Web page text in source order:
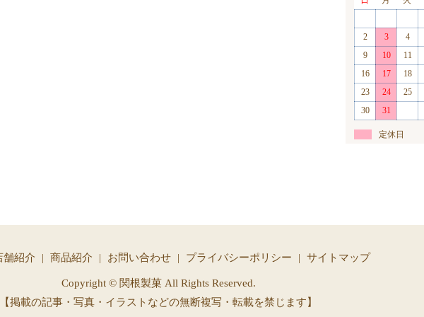
2
3 4
9
10 11
16
17 18
23
24 25
30
31
定休日
舗紹介 商品紹介 お問い合わせ プライバシーポリシー サイトマップ
Copyright © 関根製菓 All Rights Reserved.
【掲載の記事・写真・イラストなどの無断複写・転載を禁じます】